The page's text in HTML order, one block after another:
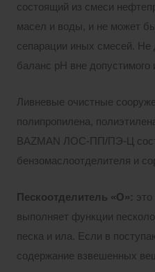
состоящий из смеси
масел и воды, и не может
сепарации иных смесей. Не
баланс pH вне допустимого
Ливневые очистные
полипропилена,
BAZMAN ЛОС-ПП/ПЭ-Ц
бензомаслоотделителя и
Пескоотделитель «О»:
выполняет функции
песка и ила. Если в
содержание взвешенных